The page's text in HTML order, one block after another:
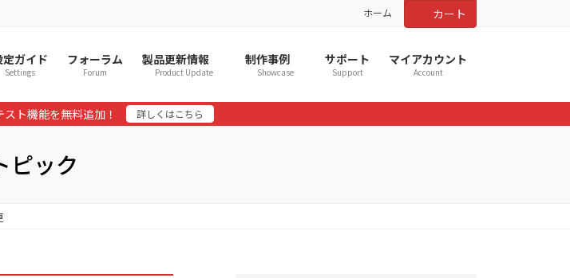
ホーム カート
定ガイド
Settings
フォーラム
Forum
製品更新情報
Product Update
制作事例
Showcase
サポート
Support
マイアカウント
Account
ト機能を無料追加！ 詳しくはこちら
ピック